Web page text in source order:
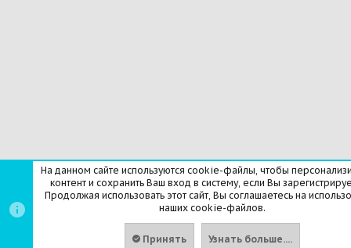
На данном сайте используются cookie-файлы, чтобы
контент и сохранить Ваш вход в систему, если Вы
Продолжая использовать этот сайт, Вы соглашаетесь на
наших cookie-файлов.
Принять Узнать больше....